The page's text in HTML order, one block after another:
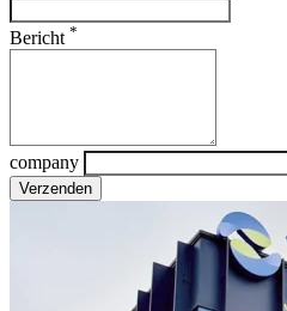
Bericht *
company
Verzenden